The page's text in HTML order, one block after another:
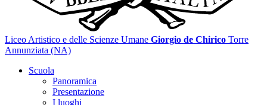
Liceo Artistico e delle Scienze Umane Giorgio de Chirico Torre
Annunziata (NA)
Scuola
Panoramica
Presentazione
I luoghi